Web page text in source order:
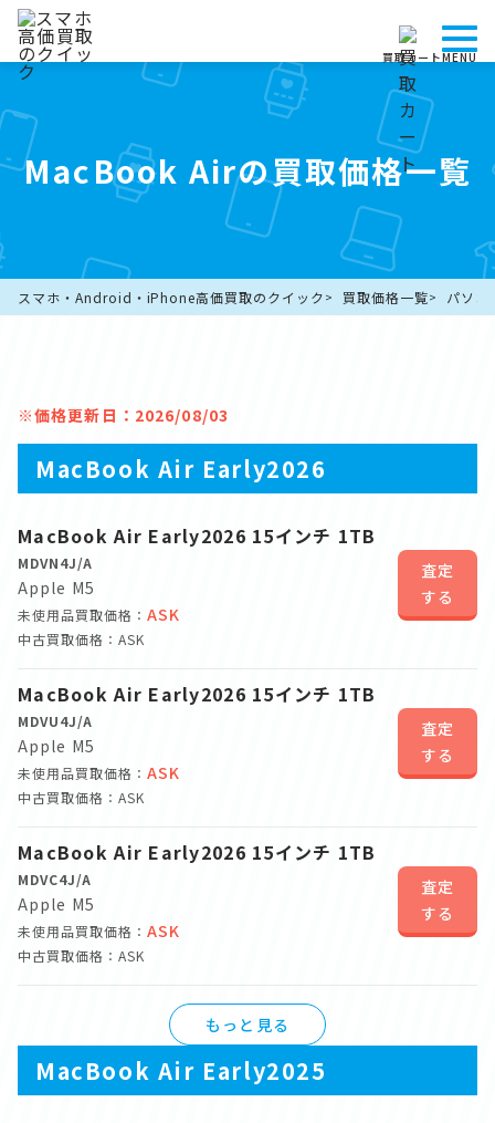
買取カートMENU
MacBook Airの買取価格一覧
スマホ・Android・iPhone高価買取のクイック 買取価格一覧 パソコ
※価格更新日：2026/08/03
MacBook Air Early2026
MacBook Air Early2026 15インチ 1TB
MDVN4J/A
Apple M5
未使用品買取価格： ASK
中古買取価格：ASK
査定
する
MacBook Air Early2026 15インチ 1TB
MDVU4J/A
Apple M5
未使用品買取価格： ASK
中古買取価格：ASK
査定
する
MacBook Air Early2026 15インチ 1TB
MDVC4J/A
Apple M5
未使用品買取価格： ASK
中古買取価格：ASK
査定
する
もっと見る
MacBook Air Early2025